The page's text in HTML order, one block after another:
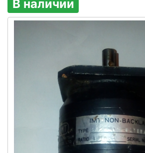
В наличии